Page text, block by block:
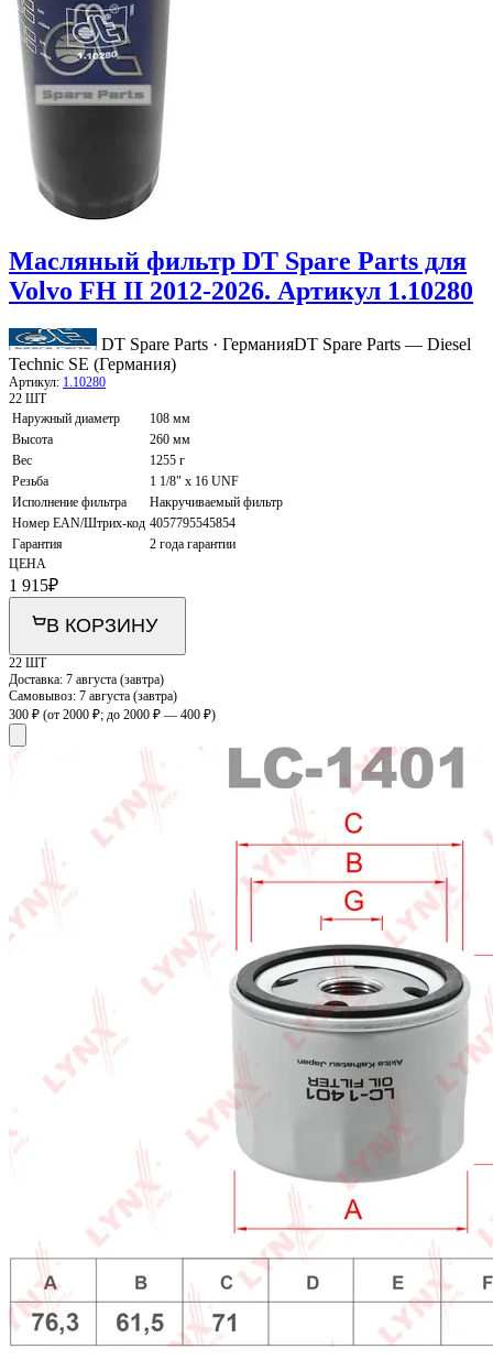
Масляный фильтр DT Spare Parts для
Volvo FH II 2012-2026. Артикул 1.10280
DT Spare Parts · ГерманияDT Spare Parts — Diesel
Technic SE (Германия)
Артикул: 1.10280
22 ШТ
Наружный диаметр
108 мм
Высота
260 мм
Вес
1255 г
Резьба
1 1/8" x 16 UNF
Исполнение фильтра
Накручиваемый фильтр
Номер EAN/Штрих-код 4057795545854
Гарантия
2 года гарантии
ЦЕНА
1 915₽
В КОРЗИНУ
22 ШТ
Доставка: 7 августа (завтра)
Самовывоз: 7 августа (завтра)
300 ₽ (от 2000 ₽; до 2000 ₽ — 400 ₽)